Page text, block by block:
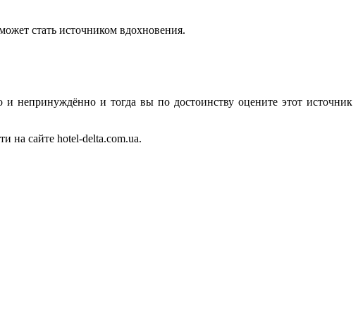
стать источником вдохновения.
непринуждённо и тогда вы по достоинству оцените этот источник
на сайте hotel-delta.com.ua.